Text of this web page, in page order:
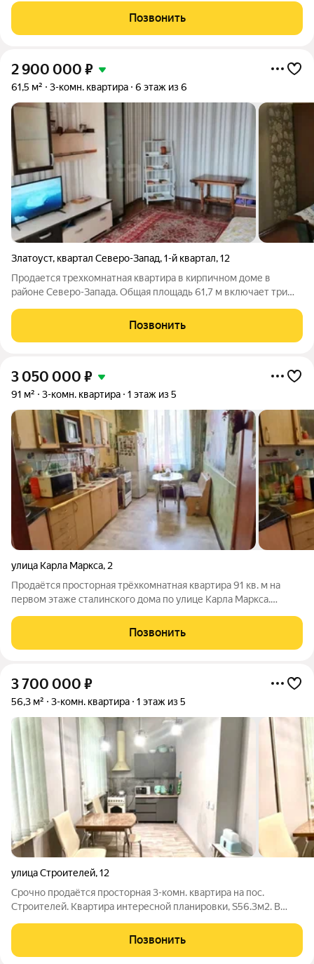
Сделан косметический ремонт, установлены евро окна.
Санузел раздельный,
Позвонить
2 900 000 ₽
61,5 м² 3-комн. квартира 6 этаж из 6
Златоуст, квартал Северо-Запад,1-й квартал,12
Продается трехкомнатная квартира в кирпичном доме в
районе Северо-Запада. Общая площадь 61,7 м включает три
можно использовать как гардеробную. Планировка
функциональна и позволяет комфортно
Позвонить
3 050 000 ₽
91 м² 3-комн. квартира 1 этаж из 5
улица Карла Маркса, 2
Продаётся просторная трёхкомнатная квартира 91 кв. м на
первом этаже сталинского дома по улице Карла Маркса.
комнаты и евроокна на две стороны света создают светлое и
уютное пространство. Квартира
Позвонить
3 700 000 ₽
56,3 м² 3-комн. квартира 1 этаж из 5
улица Строителей,12
Срочно продаётся просторная 3-комн. квартира на пос.
Строителей. Квартира интересной планировки, S56.3м2. В
входная дверь, в двух комнатах ламинат, в кухне-гостиной
линолеум. Две батареи из
Позвонить